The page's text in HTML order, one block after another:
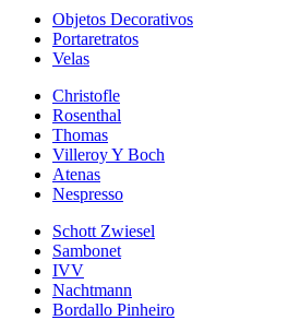
Objetos Decorativos
Portaretratos
Velas
Christofle
Rosenthal
Thomas
Villeroy Y Boch
Atenas
Nespresso
Schott Zwiesel
Sambonet
IVV
Nachtmann
Bordallo Pinheiro